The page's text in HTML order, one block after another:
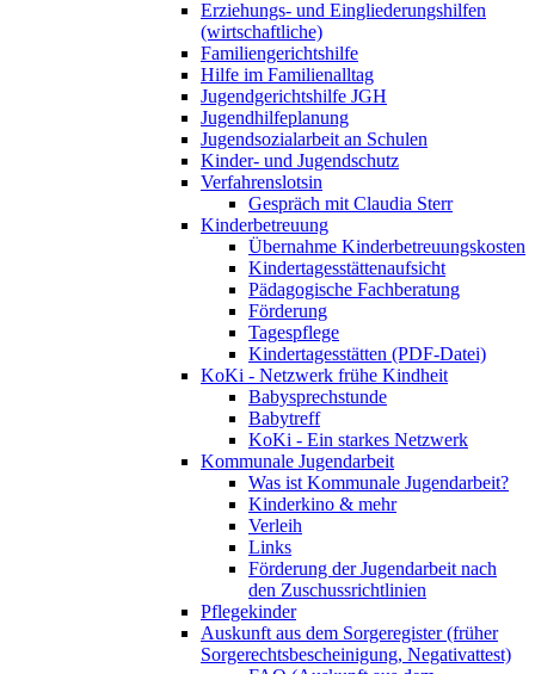
Erziehungs- und Eingliederungshilfen
(wirtschaftliche)
Familiengerichtshilfe
Hilfe im Familienalltag
Jugendgerichtshilfe JGH
Jugendhilfeplanung
Jugendsozialarbeit an Schulen
Kinder- und Jugendschutz
Verfahrenslotsin
Gespräch mit Claudia Sterr
Kinderbetreuung
Übernahme Kinderbetreuungskosten
Kindertagesstättenaufsicht
Pädagogische Fachberatung
Förderung
Tagespflege
Kindertagesstätten (PDF-Datei)
KoKi - Netzwerk frühe Kindheit
Babysprechstunde
Babytreff
KoKi - Ein starkes Netzwerk
Kommunale Jugendarbeit
Was ist Kommunale Jugendarbeit?
Kinderkino & mehr
Verleih
Links
Förderung der Jugendarbeit nach
den Zuschussrichtlinien
Pflegekinder
Auskunft aus dem Sorgeregister (früher
Sorgerechtsbescheinigung, Negativattest)